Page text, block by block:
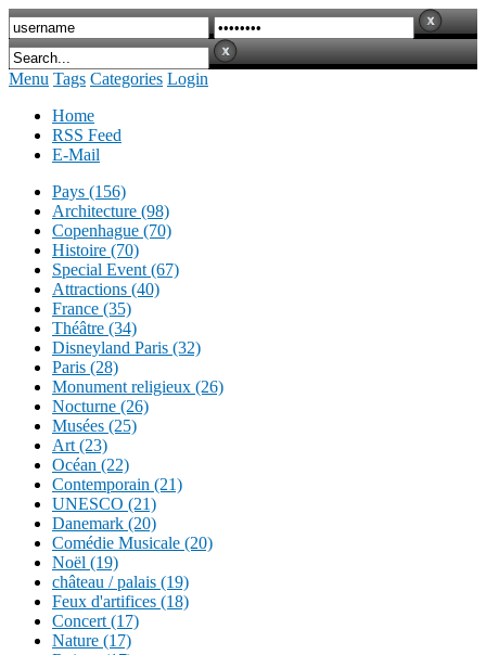
Menu Tags Categories Login
Home
RSS Feed
E-Mail
Pays (156)
Architecture (98)
Copenhague (70)
Histoire (70)
Special Event (67)
Attractions (40)
France (35)
Théâtre (34)
Disneyland Paris (32)
Paris (28)
Monument religieux (26)
Nocturne (26)
Musées (25)
Art (23)
Océan (22)
Contemporain (21)
UNESCO (21)
Danemark (20)
Comédie Musicale (20)
Noël (19)
château / palais (19)
Feux d'artifices (18)
Concert (17)
Nature (17)